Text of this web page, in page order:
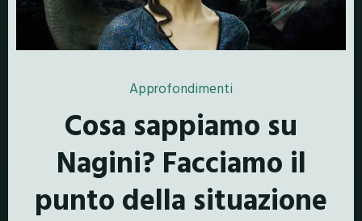
Approfondimenti
Cosa sappiamo su
Nagini? Facciamo il
punto della situazione